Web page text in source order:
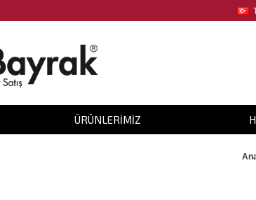
ÜRÜNLERIMIZ